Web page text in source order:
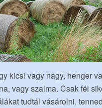
kicsi vagy nagy, henger
vagy szalma. Csak fél
tudtál vásárolni,